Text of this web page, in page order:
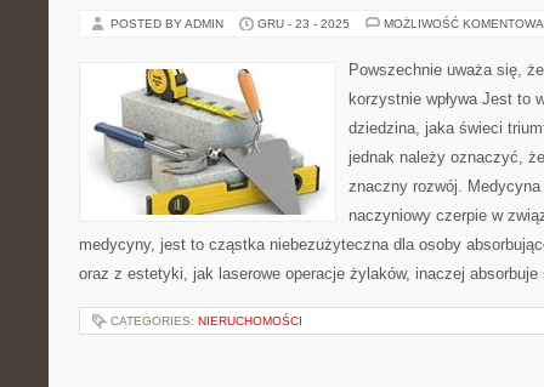
POSTED BY ADMIN GRU - 23 - 2025 MOŻLIWOŚĆ
Powszechnie uważa się,
korzystnie wpływa Jest to
dziedzina, jaka świeci
jednak należy oznaczyć,
znaczny rozwój.
naczyniowy czerpie w
medycyny, jest to cząstka niebezużyteczna dla osoby
oraz z estetyki, jak laserowe operacje żylaków, inaczej
CATEGORIES: NIERUCHOMOŚCI